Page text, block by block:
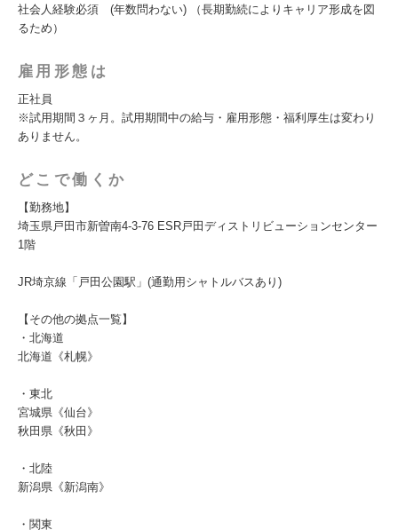
社会人経験必須 (年数問わない) （長期勤続によりキャリア形成を図
るため）
雇用形態は
正社員
※試用期間３ヶ月。試用期間中の給与・雇用形態・福利厚生は変わり
ありません。
どこで働くか
【勤務地】
埼玉県戸田市新曽南4-3-76 ESR戸田ディストリビューションセンター
1階
JR埼京線「戸田公園駅」(通勤用シャトルバスあり)
【その他の拠点一覧】
・北海道
北海道《札幌》
・東北
宮城県《仙台》
秋田県《秋田》
・北陸
新潟県《新潟南》
・関東